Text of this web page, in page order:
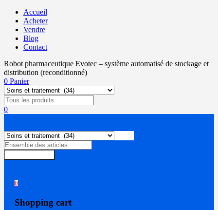
Accueil
Acheter
Vendre
Blog
Contact
Robot pharmaceutique Evotec – système automatisé de stockage et
distribution (reconditionné)
0 Panier
0
0
Shopping cart